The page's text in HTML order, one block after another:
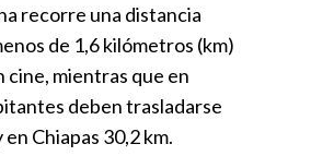
recorre una distancia
de 1,6 kilómetros (km)
cine, mientras que en
deben trasladarse
en Chiapas 30,2 km.